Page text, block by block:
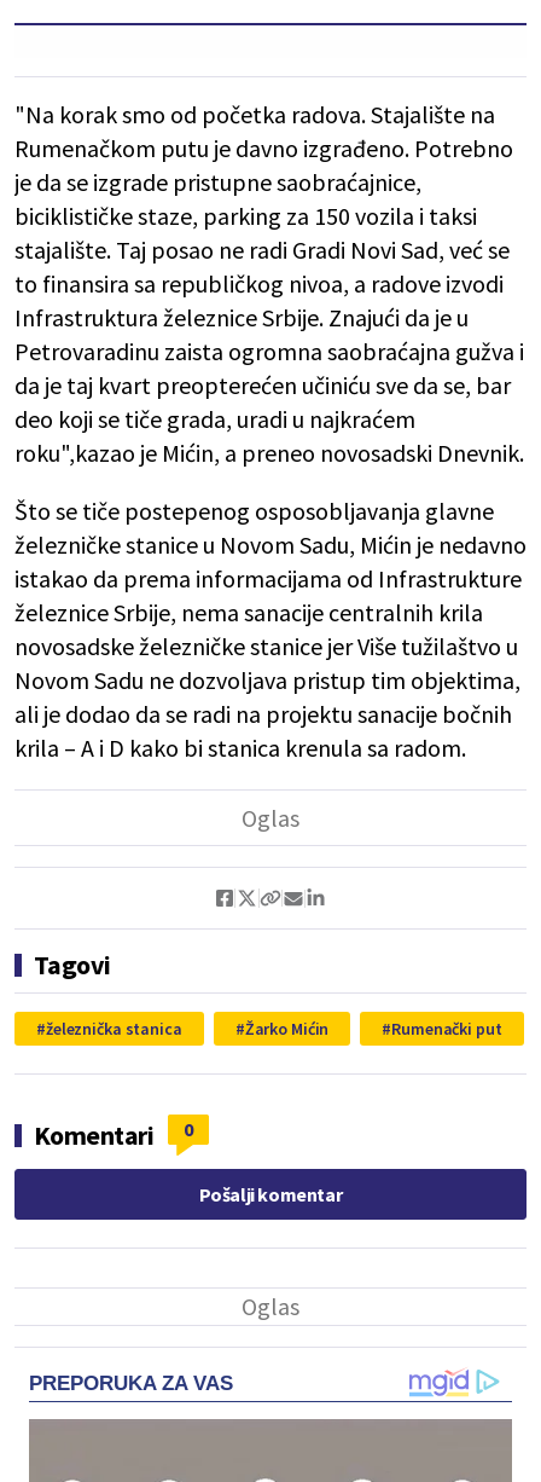
"Na korak smo od početka radova. Stajalište na
Rumenačkom putu je davno izgrađeno. Potrebno
je da se izgrade pristupne saobraćajnice,
biciklističke staze, parking za 150 vozila i taksi
stajalište. Taj posao ne radi Gradi Novi Sad, već se
to finansira sa republičkog nivoa, a radove izvodi
Infrastruktura železnice Srbije. Znajući da je u
Petrovaradinu zaista ogromna saobraćajna gužva i
da je taj kvart preopterećen učiniću sve da se, bar
deo koji se tiče grada, uradi u najkraćem
roku",kazao je Mićin, a preneo novosadski Dnevnik.
Što se tiče postepenog osposobljavanja glavne
železničke stanice u Novom Sadu, Mićin je nedavno
istakao da prema informacijama od Infrastrukture
železnice Srbije, nema sanacije centralnih krila
novosadske železničke stanice jer Više tužilaštvo u
Novom Sadu ne dozvoljava pristup tim objektima,
ali je dodao da se radi na projektu sanacije bočnih
krila – A i D kako bi stanica krenula sa radom.
Tagovi
železnička stanica Žarko Mićin Rumenački put
Komentari 0
Pošalji komentar
PREPORUKA ZA VAS